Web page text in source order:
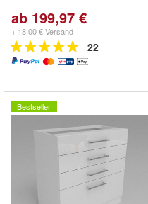
ab 199,97 €
+ 18,00 € Versand
22
Bestseller